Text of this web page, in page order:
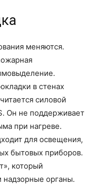
меняются.
в стенах
силовой
Он не поддерживает
при нагреве.
для освещения,
бытовых приборов.
который
органы.